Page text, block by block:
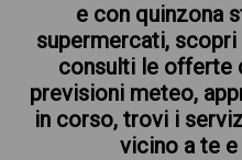
e con quinzona
supermercati,
consulti le offerte
previsioni meteo,
in corso, trovi i
vicino a te